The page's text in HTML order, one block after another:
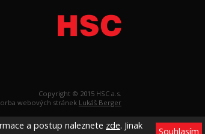
a postup naleznete zde. Jinak
Souhlasím
Copyright © 2015 HSC a.s.
webových stránek Lukáš Berger